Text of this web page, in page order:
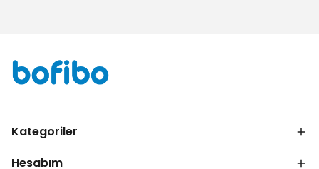
Kategoriler
Hesabım